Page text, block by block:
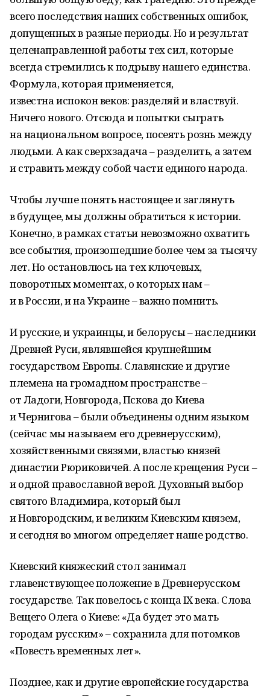
всего последствия наших собственных ошибок,
допущенных в разные периоды. Но и результат
целенаправленной работы тех сил, которые
всегда стремились к подрыву нашего единства.
Формула, которая применяется,
известна испокон веков: разделяй и властвуй.
Ничего нового. Отсюда и попытки сыграть
на национальном вопросе, посеять рознь между
людьми. А как сверхзадача – разделить, а затем
и стравить между собой части единого народа.
Чтобы лучше понять настоящее и заглянуть
в будущее, мы должны обратиться к истории.
Конечно, в рамках статьи невозможно охватить
все события, произошедшие более чем за тысячу
лет. Но остановлюсь на тех ключевых,
поворотных моментах, о которых нам –
и в России, и на Украине – важно помнить.
И русские, и украинцы, и белорусы – наследники
Древней Руси, являвшейся крупнейшим
государством Европы. Славянские и другие
племена на громадном пространстве –
от Ладоги, Новгорода, Пскова до Киева
и Чернигова – были объединены одним языком
(сейчас мы называем его древнерусским),
хозяйственными связями, властью князей
династии Рюриковичей. А после крещения Руси –
и одной православной верой. Духовный выбор
святого Владимира, который был
и Новгородским, и великим Киевским князем,
и сегодня во многом определяет наше родство.
Киевский княжеский стол занимал
главенствующее положение в Древнерусском
государстве. Так повелось с конца IX века. Слова
Вещего Олега о Киеве: «Да будет это мать
городам русским» – сохранила для потомков
«Повесть временных лет».
Позднее, как и другие европейские государства